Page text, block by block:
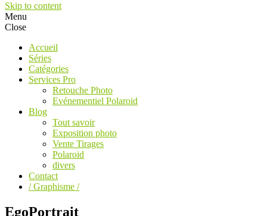
Skip to content
Menu
Close
Accueil
Séries
Catégories
Services Pro
Retouche Photo
Evénementiel Polaroid
Blog
Tout savoir
Exposition photo
Vente Tirages
Polaroid
divers
Contact
/ Graphisme /
EgoPortrait